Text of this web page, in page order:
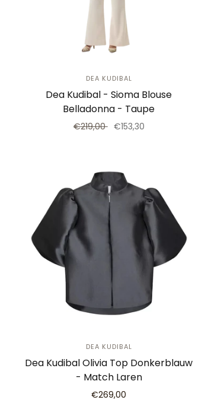
DEA KUDIBAL
Dea Kudibal - Sioma Blouse
Belladonna - Taupe
€219,00 €153,30
DEA KUDIBAL
Dea Kudibal Olivia Top Donkerblauw
- Match Laren
€269,00